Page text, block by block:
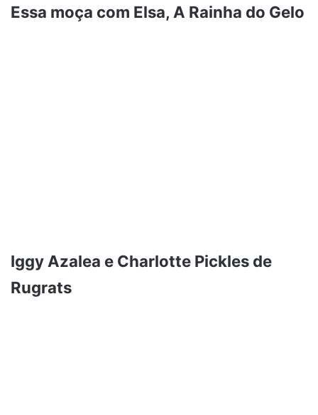
Essa moça com Elsa, A Rainha do Gelo
Iggy Azalea e Charlotte Pickles de
Rugrats